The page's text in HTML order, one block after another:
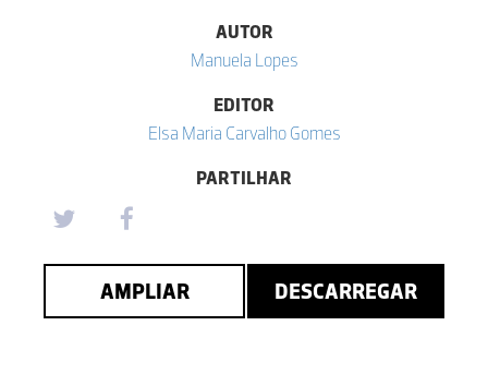
AUTOR
Manuela Lopes
EDITOR
Elsa Maria Carvalho Gomes
PARTILHAR
AMPLIAR DESCARREGAR